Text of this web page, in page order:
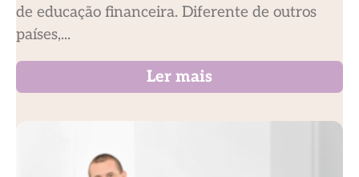
de educação financeira. Diferente de outros
países,...
Ler mais